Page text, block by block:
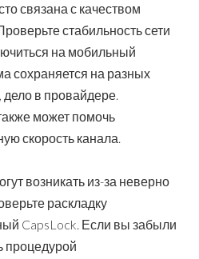
связана с качеством
стабильность сети
на мобильный
сохраняется на разных
дело в провайдере.
может помочь
скорость канала.
возникать из-за неверно
раскладку
CapsLock. Если вы забыли
процедурой